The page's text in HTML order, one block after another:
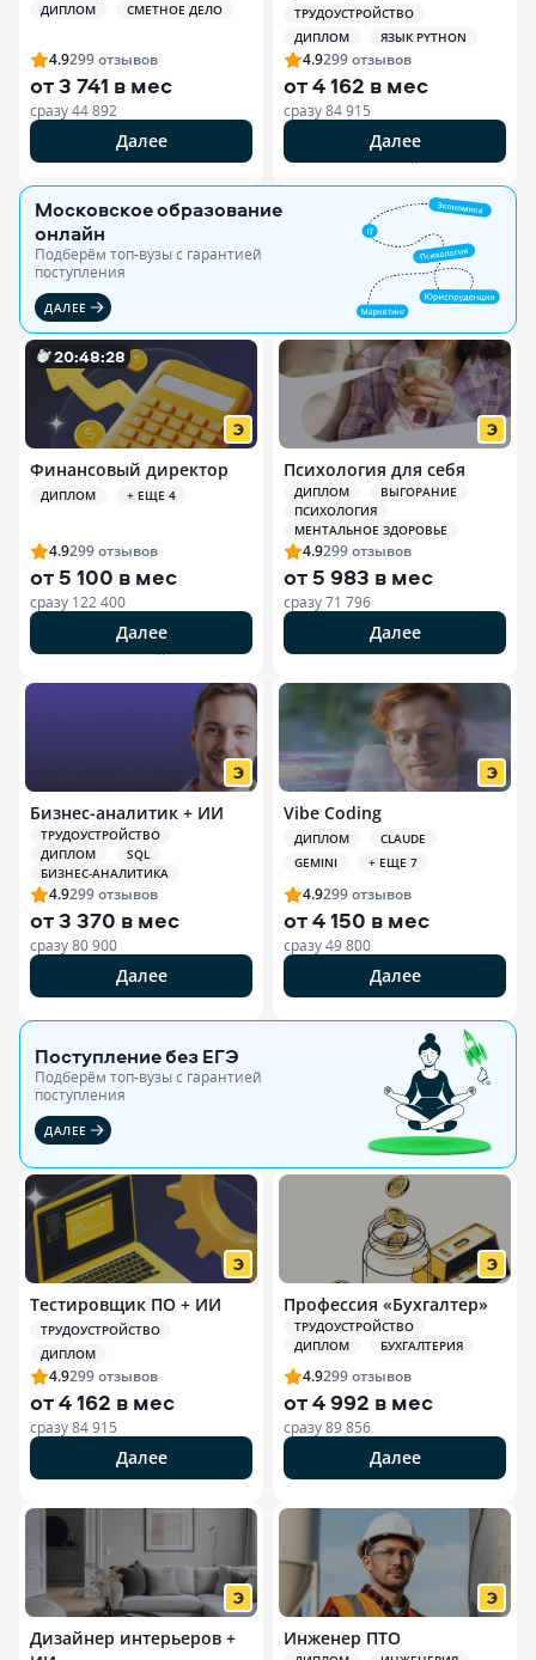
ДИПЛОМ СМЕТНОЕ ДЕЛО
4.9299отзывов
от3 741 в мес
сразу44 892
Далее
ТРУДОУСТРОЙСТВО
ДИПЛОМ
ЯЗЫК PYTHON
4.9299отзывов
от4 162 в мес
сразу84 915
Далее
Московское образование
онлайн
Подберём топ-вузы c гарантией
поступления
ДАЛЕЕ
20:48:27
Финансовый директор
ДИПЛОМ + ЕЩЕ 4
4.9299отзывов
от 5 100 в мес
сразу 122 400
Далее
Психология для себя
ДИПЛОМ
ВЫГОРАНИЕ
ПСИХОЛОГИЯ
МЕНТАЛЬНОЕ ЗДОРОВЬЕ
4.9299отзывов
от 5 983 в мес
сразу71 796
Далее
Бизнес-аналитик + ИИ
ТРУДОУСТРОЙСТВО
ДИПЛОМ
SQL
БИЗНЕС-АНАЛИТИКА
4.9299отзывов
от3 370 в мес
сразу80 900
Далее
Vibe Coding
ДИПЛОМ
CLAUDE
GEMINI
+ ЕЩЕ 7
4.9299отзывов
от4 150 в мес
сразу49 800
Далее
Поступление без ЕГЭ
Подберём топ-вузы c гарантией
поступления
ДАЛЕЕ
Тестировщик ПО + ИИ
ТРУДОУСТРОЙСТВО
ДИПЛОМ
4.9299отзывов
от4 162 в мес
сразу84 915
Далее
Профессия «Бухгалтер»
ТРУДОУСТРОЙСТВО
ДИПЛОМ
БУХГАЛТЕРИЯ
4.9299отзывов
от4 992 в мес
сразу89 856
Далее
Дизайнер интерьеров +
Инженер ПТО